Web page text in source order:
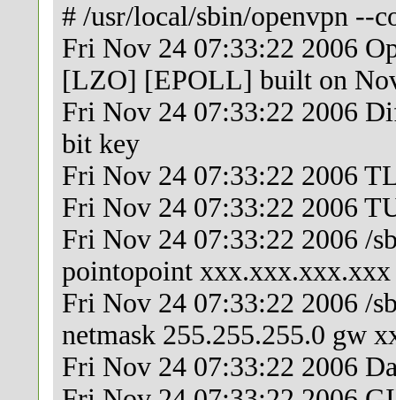
# /usr/local/sbin/openvpn --
Fri Nov 24 07:33:22 2006
[LZO] [EPOLL] built on
Fri Nov 24 07:33:22 2006
bit key
Fri Nov 24 07:33:22 2006
Fri Nov 24 07:33:22 2006
Fri Nov 24 07:33:22 2006 /
pointopoint xxx.xxx.xxx.xxx
Fri Nov 24 07:33:22 2006 /
netmask 255.255.255.0 gw
Fri Nov 24 07:33:22 2006